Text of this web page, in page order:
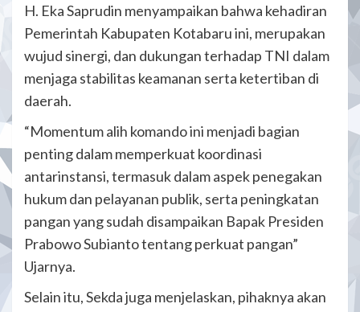
H. Eka Saprudin menyampaikan bahwa kehadiran
Pemerintah Kabupaten Kotabaru ini, merupakan
wujud sinergi, dan dukungan terhadap TNI dalam
menjaga stabilitas keamanan serta ketertiban di
daerah.
“Momentum alih komando ini menjadi bagian
penting dalam memperkuat koordinasi
antarinstansi, termasuk dalam aspek penegakan
hukum dan pelayanan publik, serta peningkatan
pangan yang sudah disampaikan Bapak Presiden
Prabowo Subianto tentang perkuat pangan”
Ujarnya.
Selain itu, Sekda juga menjelaskan, pihaknya akan